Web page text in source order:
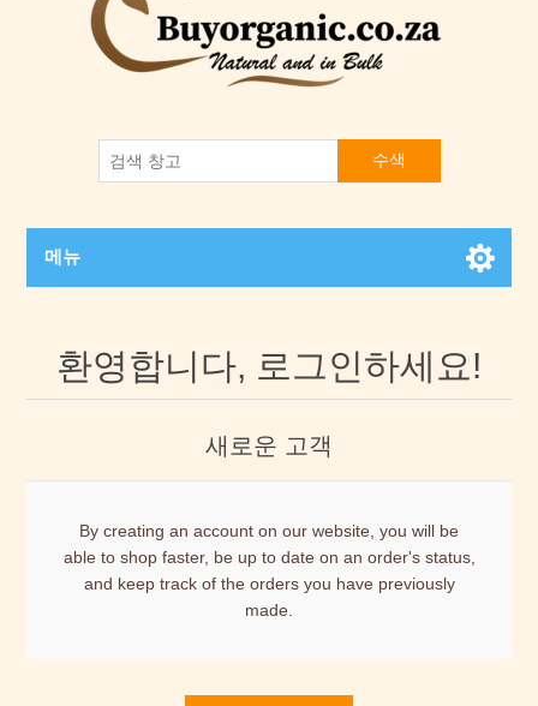
수색
메뉴
환영합니다, 로그인하세요!
새로운 고객
By creating an account on our website, you will be
able to shop faster, be up to date on an order's status,
and keep track of the orders you have previously
made.